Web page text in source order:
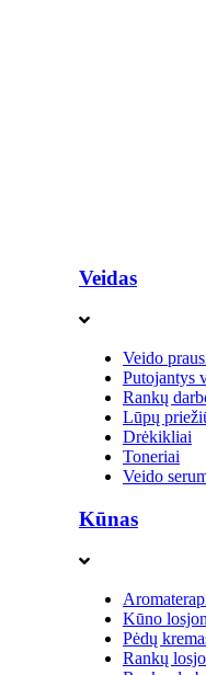
Veidas
Veido
Putojantys
Rankų
Lūpų
Drėkikliai
Toneriai
Veido
Kūnas
Kūno
Pėdų
Rankų